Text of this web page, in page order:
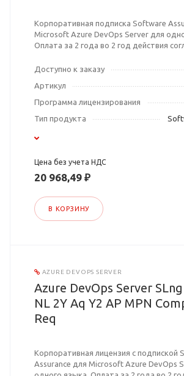
Корпоративная подписка Software
Microsoft Azure DevOps Server для
Оплата за 2 года во 2 год действия
Доступно к заказу
Артикул
Программа лицензирования
Тип продукта
Цена без учета НДС
20 968,49 ₽
В КОРЗИНУ
AZURE DEVOPS SERVER
Azure DevOps Server SLng
NL 2Y Aq Y2 AP MPN
Req
Корпоративная лицензия с подпиской
Assurance для Microsoft Azure DevOps